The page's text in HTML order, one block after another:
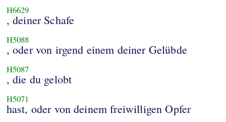
H6629
, deiner Schafe
H5088
, oder von irgend einem deiner Gelübde
H5087
, die du gelobt
H5071
hast, oder von deinem freiwilligen Opfer